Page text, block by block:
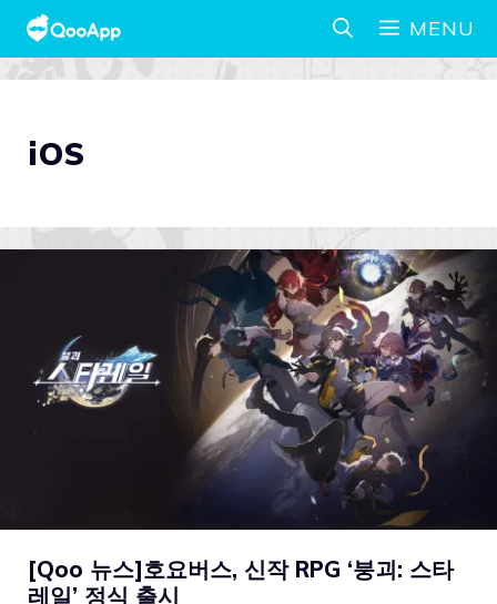
MENU
iOS
[Qoo 뉴스]호요버스, 신작 RPG ‘붕괴: 스타
레일’ 정식 출시